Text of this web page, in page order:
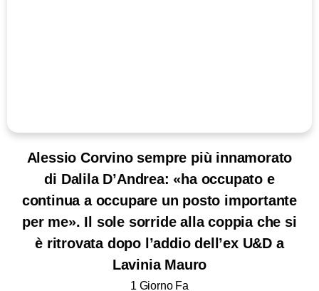
Alessio Corvino sempre più innamorato
di Dalila D’Andrea: «ha occupato e
continua a occupare un posto importante
per me». Il sole sorride alla coppia che si
è ritrovata dopo l’addio dell’ex U&D a
Lavinia Mauro
1 Giorno Fa